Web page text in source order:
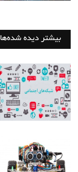
بیشتر دیده شده‌ها